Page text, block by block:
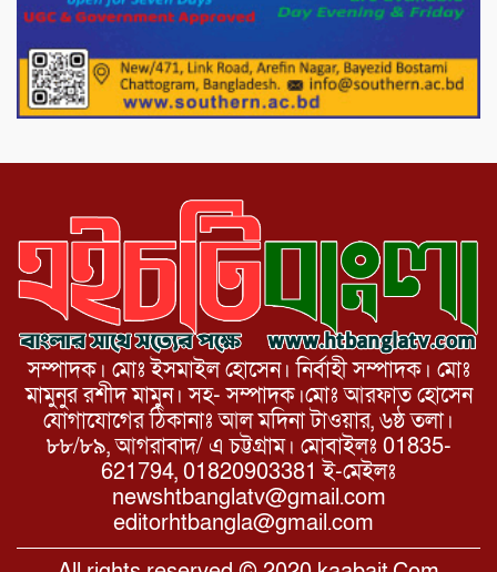
পোরশায় গণঅভ্যুত্থান দিবসে শহিদ ও জুলাই
১১ দলীয় ঐক্য পোরশা উপজেলা শাখার
সম্পাদক। মোঃ ইসমাইল হোসেন। নির্বাহী সম্পাদক। মোঃ
মামুনুর রশীদ মামুন। সহ- সম্পাদক।মোঃ আরফাত হোসেন
যোগাযোগের ঠিকানাঃ আল মদিনা টাওয়ার, ৬ষ্ঠ তলা।
৮৮/৮৯, আগরাবাদ/ এ চট্টগ্রাম। মোবাইলঃ 01835-
621794, 01820903381 ই-মেইলঃ
newshtbanglatv@gmail.com
editorhtbangla@gmail.com